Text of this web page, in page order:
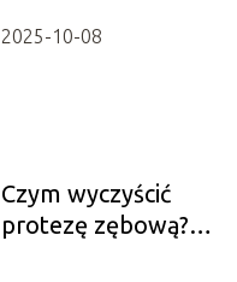
2025-10-08
Czym wyczyścić
protezę zębową?